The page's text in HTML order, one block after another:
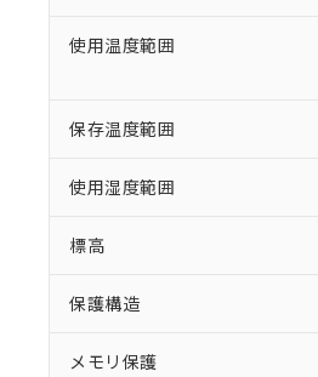
使用温度範囲
保存温度範囲
使用湿度範囲
標高
保護構造
メモリ保護